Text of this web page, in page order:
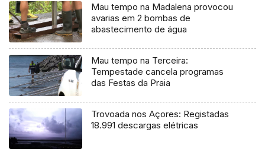
Mau tempo na Madalena provocou
avarias em 2 bombas de
abastecimento de água
Mau tempo na Terceira:
Tempestade cancela programas
das Festas da Praia
Trovoada nos Açores: Registadas
18.991 descargas elétricas